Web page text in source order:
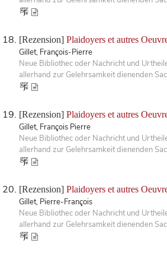
[Rezension] Plaidoyers et autres
Gillet, François-Pierre
Neue Bibliothec oder Nachricht und
allerhand zur Gelehrsamkeit dienenden
[Rezension] Plaidoyers et autres
Gillet, François Pierre
Neue Bibliothec oder Nachricht und
allerhand zur Gelehrsamkeit dienenden
[Rezension] Plaidoyers et autres
Gillet, Pierre-François
Neue Bibliothec oder Nachricht und
allerhand zur Gelehrsamkeit dienenden